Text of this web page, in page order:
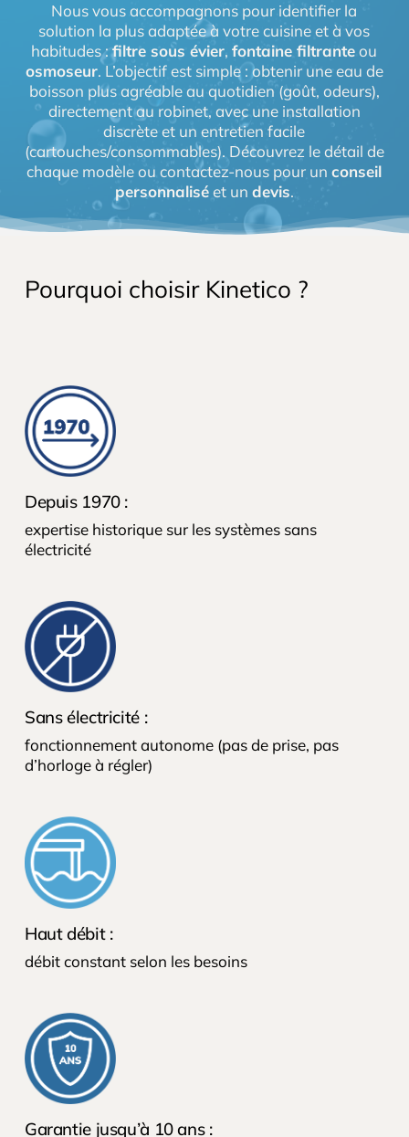
Nous vous accompagnons pour identifier la
solution la plus adaptée à votre cuisine et à vos
habitudes :filtre sous évier,fontaine filtranteou
osmoseur. L’objectif est simple : obtenir une eau de
boisson plus agréable au quotidien (goût, odeurs),
directement au robinet, avec une installation
discrète et un entretien facile
(cartouches/consommables). Découvrez le détail de
chaque modèle ou contactez-nous pour unconseil
personnaliséet un devis.
Pourquoi choisir Kinetico ?
Depuis 1970 :
expertise historique sur les systèmes sans
électricité
Sans électricité :
fonctionnement autonome (pas de prise, pas
d’horloge à régler)
Haut débit :
débit constant selon les besoins
Garantie jusqu’à 10 ans :